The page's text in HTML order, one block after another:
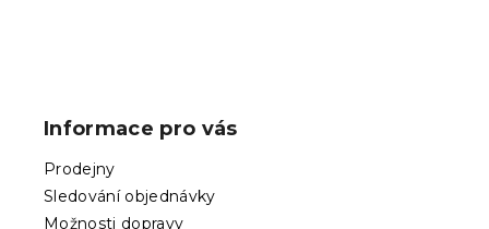
Informace pro vás
Prodejny
Sledování objednávky
Možnosti dopravy